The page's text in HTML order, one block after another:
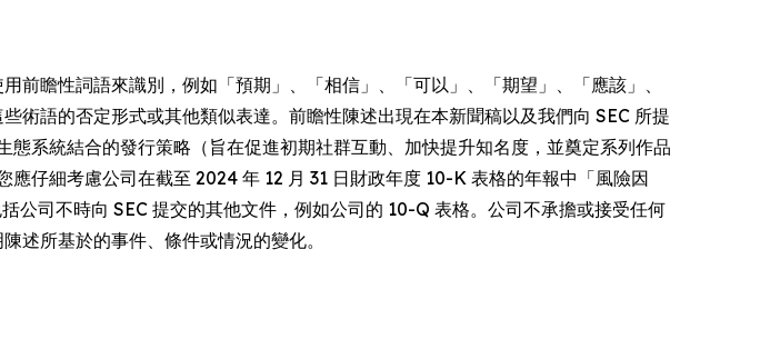
瞻性詞語來識別，例如「預期」、「相信」、「可以」、「期望」、「應該」、
術語的否定形式或其他類似表達。前瞻性陳述出現在本新聞稿以及我們向 SEC 所提
系統結合的發行策略（旨在促進初期社群互動、加快提升知名度，並奠定系列作品
仔細考慮公司在截至 2024 年 12 月 31 日財政年度 10-K 表格的年報中「風險因
公司不時向 SEC 提交的其他文件，例如公司的 10-Q 表格。公司不承擔或接受任何
述所基於的事件、條件或情況的變化。